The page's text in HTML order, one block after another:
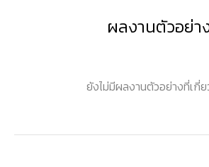
ผลงานตัวอย่า
ยังไม่มีผลงานตัวอย่างที่เกี่